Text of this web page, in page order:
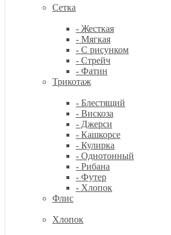
Сетка
- Жесткая
- Мягкая
- С рисунком
- Стрейч
- Фатин
Трикотаж
- Блестящий
- Вискоза
- Джерси
- Кашкорсе
- Кулирка
- Однотонный
- Рибана
- Футер
- Хлопок
Флис
Хлопок